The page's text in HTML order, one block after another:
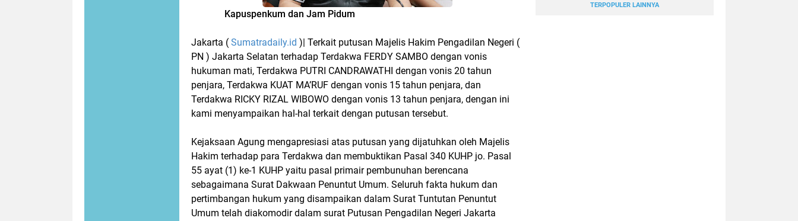
Kapuspenkum dan Jam Pidum
Jakarta ( Sumatradaily.id )| Terkait putusan Majelis Hakim Pengadilan Negeri (
PN ) Jakarta Selatan terhadap Terdakwa FERDY SAMBO dengan vonis
hukuman mati, Terdakwa PUTRI CANDRAWATHI dengan vonis 20 tahun
penjara, Terdakwa KUAT MA’RUF dengan vonis 15 tahun penjara, dan
Terdakwa RICKY RIZAL WIBOWO dengan vonis 13 tahun penjara, dengan ini
kami menyampaikan hal-hal terkait dengan putusan tersebut.
Kejaksaan Agung mengapresiasi atas putusan yang dijatuhkan oleh Majelis
Hakim terhadap para Terdakwa dan membuktikan Pasal 340 KUHP jo. Pasal
55 ayat (1) ke-1 KUHP yaitu pasal primair pembunuhan berencana
sebagaimana Surat Dakwaan Penuntut Umum. Seluruh fakta hukum dan
pertimbangan hukum yang disampaikan dalam Surat Tuntutan Penuntut
Umum telah diakomodir dalam surat Putusan Pengadilan Negeri Jakarta
TERPOPULER LAINNYA